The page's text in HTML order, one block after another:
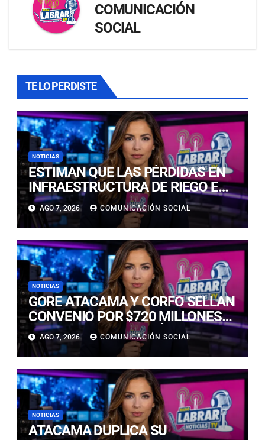
COMUNICACIÓN
SOCIAL
TE LO PERDISTE
NOTICIAS
ESTIMAN QUE LAS PÉRDIDAS EN
INFRAESTRUCTURA DE RIEGO EN
LA CUENCA DEL HUASCO SON
MILLONARIAS
AGO 7, 2026 COMUNICACIÓN SOCIAL
NOTICIAS
GORE ATACAMA Y CORFO SELLAN
CONVENIO POR $720 MILLONES
PARA LA REACTIVACIÓN
PRODUCTIVA DE LA REGIÓN
AGO 7, 2026 COMUNICACIÓN SOCIAL
NOTICIAS
ATACAMA DUPLICA SU